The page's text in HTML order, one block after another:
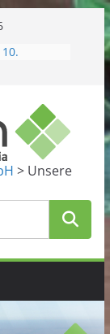
Phase
> Unsere